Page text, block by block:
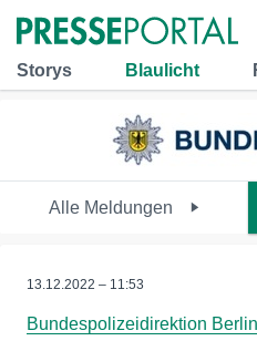
Storys Blaulicht
Alle Meldungen
13.12.2022 – 11:53
Bundespolizeidirektion Berlin